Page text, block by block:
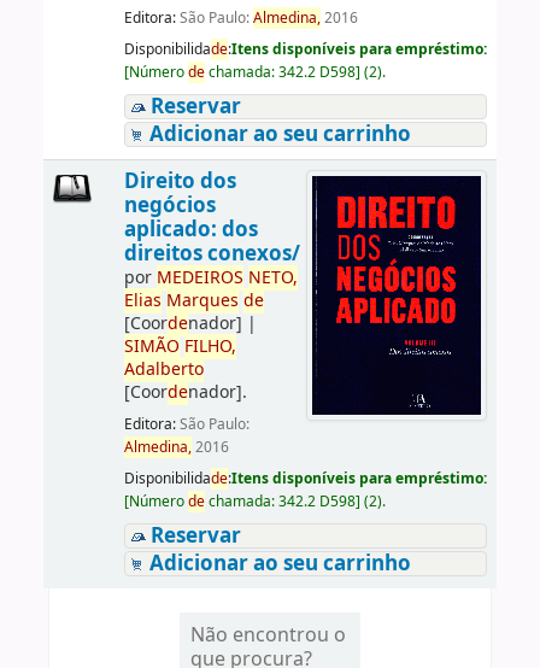
Editora:São Paulo:Almedina,2016
Disponibilidade:Itens disponíveis para empréstimo:
[Númerodechamada:342.2 D598] (2).
Reservar
Adicionar ao seu carrinho
Direito dos
negócios
aplicado: dos
direitos conexos/
por MEDEIROS NETO,
Elias Marques de
[Coordenador] |
SIMÃO FILHO,
Adalberto
[Coordenador].
Editora:São Paulo:
Almedina,2016
Disponibilidade:Itens disponíveis para empréstimo:
[Númerodechamada:342.2 D598] (2).
Reservar
Adicionar ao seu carrinho
Não encontrou o
que procura?